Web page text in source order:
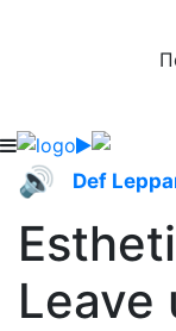
🔊 Def
Leave